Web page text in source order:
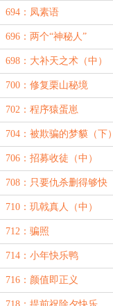
694：凤素语
696：两个“神秘人”
698：大补天之术（中）
700：修复栗山秘境
702：程序猿蛋崽
704：被欺骗的梦貘（下）
706：招募收徒（中）
708：只要仇杀删得够快
710：玑戟真人（中）
712：骗照
714：小年快乐鸭
716：颜值即正义